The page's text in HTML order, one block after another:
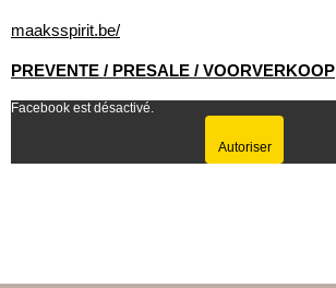
maaksspirit.be/
PREVENTE / PRESALE / VOORVERKOOP
Facebook est désactivé.
Autoriser